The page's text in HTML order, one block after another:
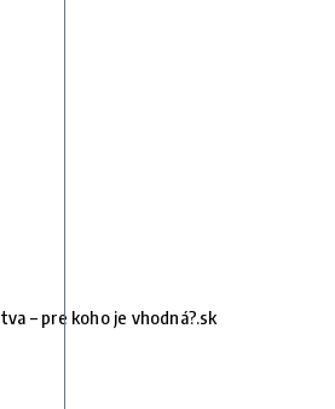
– pre koho je vhodná?.sk